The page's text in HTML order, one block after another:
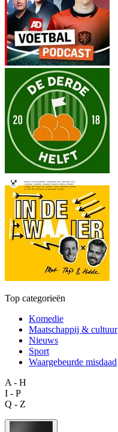
Top categorieën
Komedie
Maatschappij & cultuur
Nieuws
Sport
Waargebeurde misdaad
A - H
I - P
Q - Z